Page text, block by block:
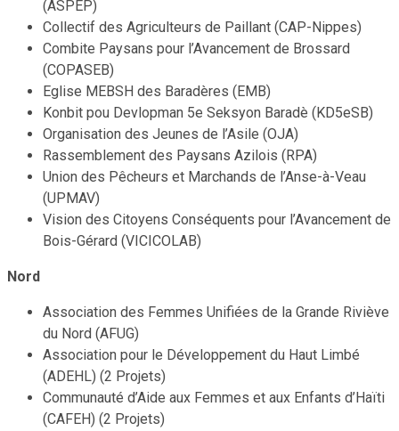
(ASPEP)
Collectif des Agriculteurs de Paillant (CAP-Nippes)
Combite Paysans pour l’Avancement de Brossard
(COPASEB)
Eglise MEBSH des Baradères (EMB)
Konbit pou Devlopman 5e Seksyon Baradè (KD5eSB)
Organisation des Jeunes de l’Asile (OJA)
Rassemblement des Paysans Azilois (RPA)
Union des Pêcheurs et Marchands de l’Anse-à-Veau
(UPMAV)
Vision des Citoyens Conséquents pour l’Avancement de
Bois-Gérard (VICICOLAB)
Nord
Association des Femmes Unifiées de la Grande Riviève
du Nord (AFUG)
Association pour le Développement du Haut Limbé
(ADEHL) (2 Projets)
Communauté d’Aide aux Femmes et aux Enfants d’Haïti
(CAFEH) (2 Projets)